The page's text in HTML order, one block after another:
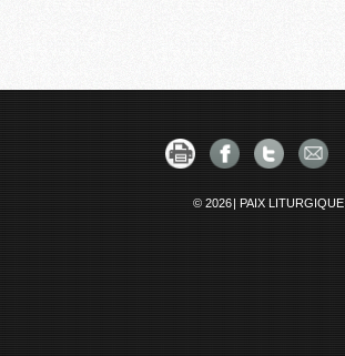
© 2026 | PAIX LITURGIQUE